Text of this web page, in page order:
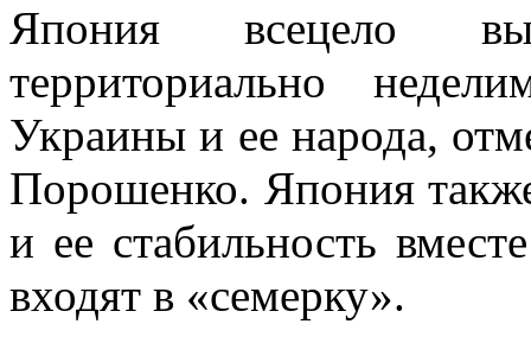
Япония всецело
территориально
Украины и ее народа,
Порошенко. Япония
и ее стабильность
входят в «семерку».